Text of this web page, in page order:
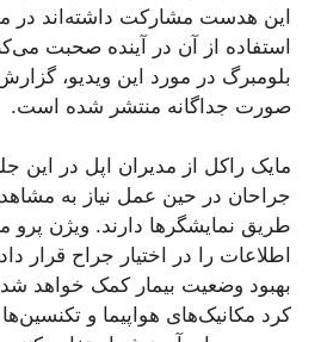
این هدست مشارکت داشته‌اند در
استفاده از آن در آینده صحبت
بلومبرگ در مورد این ویدیو،
صورت جداگانه منتشر شده است.
مایک راکل از مدیران اپل در این
جراحان در حین عمل نیاز به
طریق نمایشگرها دارند. ویژن پرو
اطلاعات را در اختیار جراح قرار
بهبود وضعیت بیمار کمک خواهد
کرد مکانیک‌های هواپیما و تکنسین‌ها